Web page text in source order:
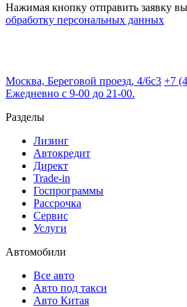
Нажимая кнопку отправить заявку вы
обработку персональных данных
Москва, Береговой проезд, 4/6с3 +7
Ежедневно с 9-00 до 21-00.
Разделы
Лизинг
Автокредит
Директ
Trade-in
Госпрограммы
Рассрочка
Сервис
Услуги
Автомобили
Все авто
Авто под такси
Авто Китая